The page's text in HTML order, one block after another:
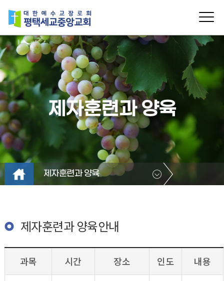
제자훈련과 양육
제자훈련과 양육
제자훈련과 양육안내
과목 시간 장소 인도 내용